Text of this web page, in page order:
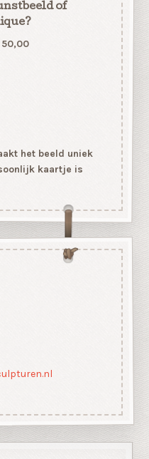
of
het beeld uniek
kaartje is